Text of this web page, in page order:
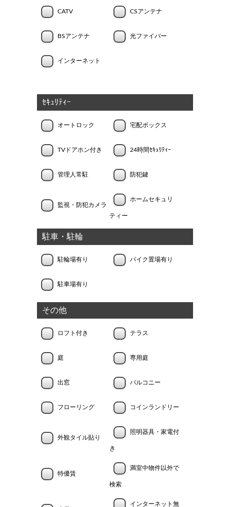
CATV CSアンテナ
BSアンテナ 光ファイバー
インターネット
ｾｷｭﾘﾃｨｰ
オートロック 宅配ボックス
TVドアホン付き 24時間ｾｷｭﾘﾃｨｰ
管理人常駐 防犯鍵
監視・防犯カメラ
ホームセキュリ
ティー
駐車・駐輪
駐輪場有り バイク置場有り
駐車場有り
その他
ロフト付き テラス
庭 専用庭
出窓 バルコニー
フローリング コインランドリー
外観タイル貼り
照明器具・家電付
き
特優賃
満室中物件以外で
検索
インターネット無